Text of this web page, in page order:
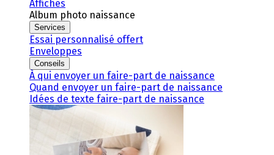
Affiches
Album photo naissance
Services
Essai personnalisé offert
Enveloppes
Conseils
À qui envoyer un faire-part de naissance
Quand envoyer un faire-part de naissance
Idées de texte faire-part de naissance